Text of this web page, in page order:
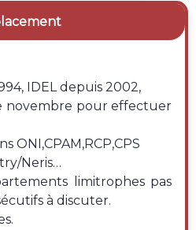
IDEL depuis 2002,
novembre pour effectuer
ONI,CPAM,RCP,CPS
Neris…
limitrophes pas
à discuter.